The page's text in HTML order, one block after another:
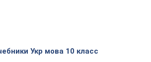
Укр мова 10 класс